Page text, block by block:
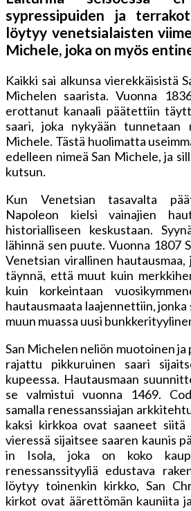
sypressipuiden ja
löytyy venetsialaisten
Michele, joka on myös
Kaikki sai alkunsa vierekkäisistä
Michelen saarista. Vuonna
erottanut kanaali päätettiin
saari, joka nykyään tunnetaan
Michele. Tästä huolimatta
edelleen nimeä San Michele, ja
kutsun.
Kun Venetsian tasavalta
Napoleon kielsi vainajien
historialliseen keskustaan.
lähinnä sen puute. Vuonna 1807
Venetsian virallinen
täynnä, että muut kuin
kuin korkeintaan
hautausmaata laajennettiin, jonka
muun muassa uusi
San Michelen neliön muotoinen
rajattu pikkuruinen saari
kupeessa. Hautausmaan
se valmistui vuonna 1469.
samalla renessanssiajan
kaksi kirkkoa ovat saaneet siitä
vieressä sijaitsee saaren kaunis
in Isola, joka on koko
renessanssityyliä edustava
löytyy toinenkin kirkko, San
kirkot ovat äärettömän kauniita